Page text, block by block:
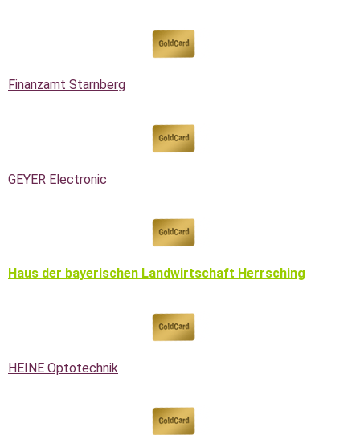
Finanzamt Starnberg
GEYER Electronic
Haus der bayerischen Landwirtschaft Herrsching
HEINE Optotechnik